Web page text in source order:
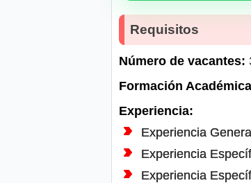
Requisitos
Número de vacantes:
Formación
Experiencia:
Experiencia
Experiencia
Experiencia